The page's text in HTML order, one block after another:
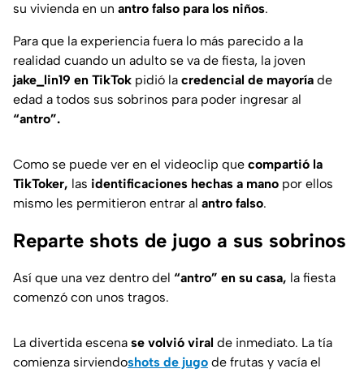
su vivienda en un antro falso para los niños.
Para que la experiencia fuera lo más parecido a la
realidad cuando un adulto se va de fiesta, la joven
jake_lin19 en TikTok pidió la credencial de mayoría de
edad a todos sus sobrinos para poder ingresar al
“antro”.
Como se puede ver en el videoclip que compartió la
TikToker, las identificaciones hechas a mano por ellos
mismo les permitieron entrar al antro falso.
Reparte shots de jugo a sus sobrinos
Así que una vez dentro del “antro” en su casa, la fiesta
comenzó con unos tragos.
La divertida escena se volvió viral de inmediato. La tía
comienza sirviendoshots de jugo de frutas y vacía el